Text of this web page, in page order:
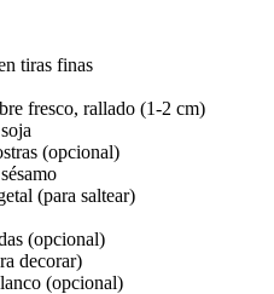
tiras finas
fresco, rallado (1-2 cm)
(opcional)
(para saltear)
(opcional)
decorar)
(opcional)